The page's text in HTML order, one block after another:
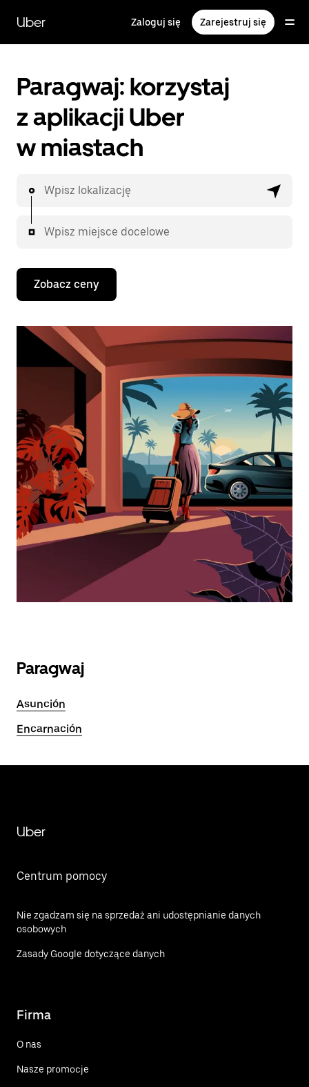
głównej
zawartości
Uber Zaloguj się Zarejestruj się
Paragwaj: korzystaj
z aplikacji Uber
w miastach
Wpisz lokalizację
Wpisz miejsce docelowe
Zobacz ceny
Paragwaj
Asunción
Encarnación
Uber
Centrum pomocy
Nie zgadzam się na sprzedaż ani udostępnianie danych
osobowych
Zasady Google dotyczące danych
Firma
O nas
Nasze promocje